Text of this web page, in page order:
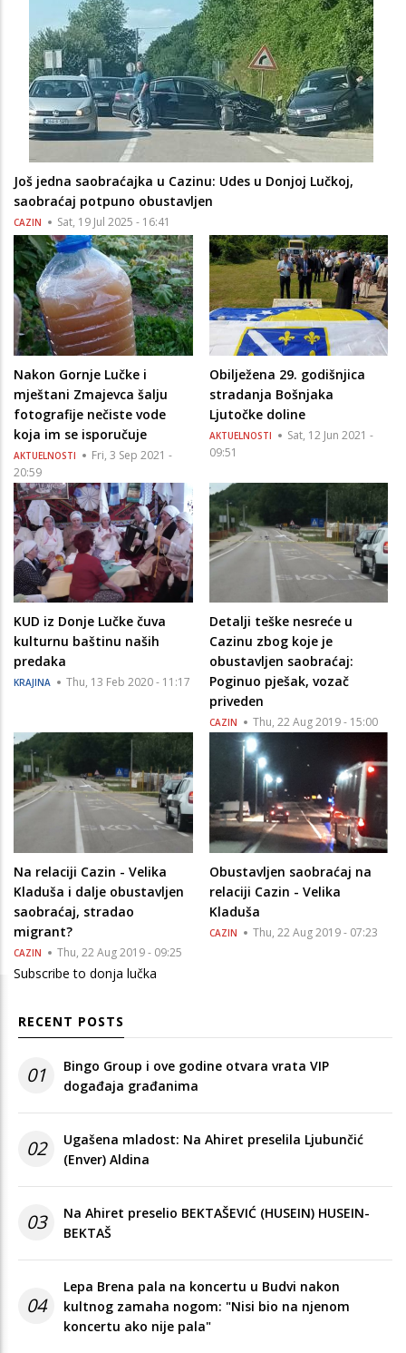
Još jedna saobraćajka u Cazinu: Udes u Donjoj Lučkoj,
saobraćaj potpuno obustavljen
CAZIN Sat, 19 Jul 2025 - 16:41
Nakon Gornje Lučke i
mještani Zmajevca šalju
fotografije nečiste vode
koja im se isporučuje
AKTUELNOSTI
Fri, 3 Sep 2021 -
20:59
Obilježena 29. godišnjica
stradanja Bošnjaka
Ljutočke doline
AKTUELNOSTI
Sat, 12 Jun 2021 -
09:51
KUD iz Donje Lučke čuva
kulturnu baštinu naših
predaka
KRAJINA Thu, 13 Feb 2020 - 11:17
Detalji teške nesreće u
Cazinu zbog koje je
obustavljen saobraćaj:
Poginuo pješak, vozač
priveden
CAZIN Thu, 22 Aug 2019 - 15:00
Na relaciji Cazin - Velika
Kladuša i dalje obustavljen
saobraćaj, stradao
migrant?
CAZIN Thu, 22 Aug 2019 - 09:25
Obustavljen saobraćaj na
relaciji Cazin - Velika
Kladuša
CAZIN Thu, 22 Aug 2019 - 07:23
Subscribe to donja lučka
RECENT POSTS
01
Bingo Group i ove godine otvara vrata VIP
događaja građanima
02
Ugašena mladost: Na Ahiret preselila Ljubunčić
(Enver) Aldina
03
Na Ahiret preselio BEKTAŠEVIĆ (HUSEIN) HUSEIN-
BEKTAŠ
04
Lepa Brena pala na koncertu u Budvi nakon
kultnog zamaha nogom: "Nisi bio na njenom
koncertu ako nije pala"